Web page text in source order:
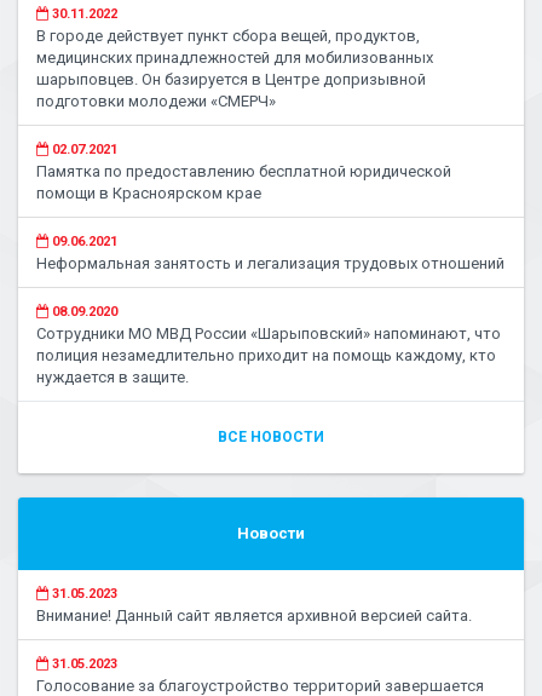
30.11.2022
В городе действует пункт сбора вещей, продуктов,
медицинских принадлежностей для мобилизованных
шарыповцев. Он базируется в Центре допризывной
подготовки молодежи «СМЕРЧ»
02.07.2021
Памятка по предоставлению бесплатной юридической
помощи в Красноярском крае
09.06.2021
Неформальная занятость и легализация трудовых отношений
08.09.2020
Сотрудники МО МВД России «Шарыповский» напоминают, что
полиция незамедлительно приходит на помощь каждому, кто
нуждается в защите.
ВСЕ НОВОСТИ
Новости
31.05.2023
Внимание! Данный сайт является архивной версией сайта.
31.05.2023
Голосование за благоустройство территорий завершается